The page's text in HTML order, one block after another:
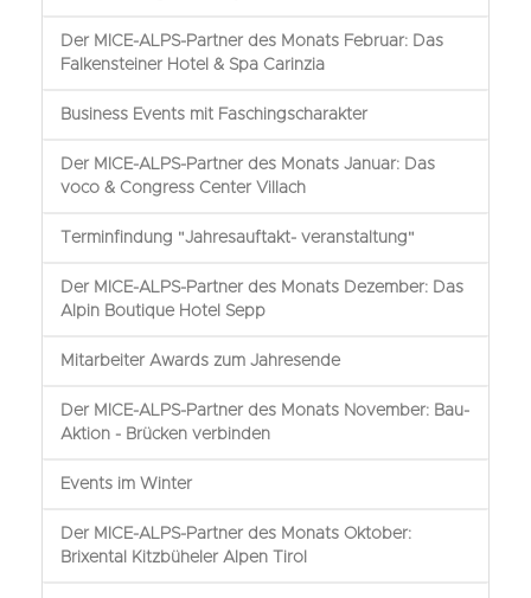
Der MICE-ALPS-Partner des Monats Februar: Das
Falkensteiner Hotel & Spa Carinzia
Business Events mit Faschingscharakter
Der MICE-ALPS-Partner des Monats Januar: Das
voco & Congress Center Villach
Terminfindung "Jahresauftakt- veranstaltung"
Der MICE-ALPS-Partner des Monats Dezember: Das
Alpin Boutique Hotel Sepp
Mitarbeiter Awards zum Jahresende
Der MICE-ALPS-Partner des Monats November: Bau-
Aktion - Brücken verbinden
Events im Winter
Der MICE-ALPS-Partner des Monats Oktober:
Brixental Kitzbüheler Alpen Tirol